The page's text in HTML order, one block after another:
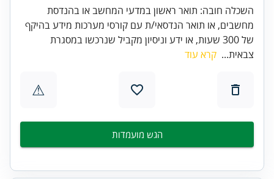
השכלה חובה: תואר ראשון במדעי המחשב או בהנדסת
מחשבים, או תואר הנדסאי/ת עם קורסי מערכות מידע בהיקף
של 300 שעות, או ידע וניסיון מקביל שנרכשו במסגרת
צבאית... קרא עוד
⚠
הגש מועמדות